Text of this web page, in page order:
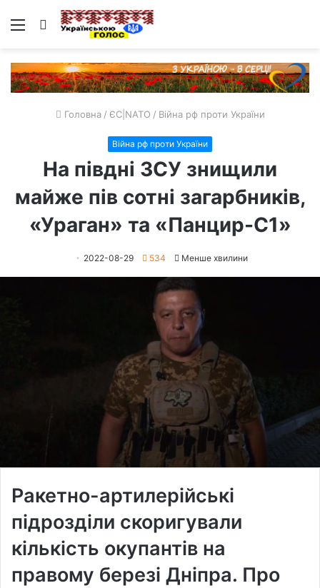
Меню Пошук
Головна / ЄС|NATO / Війна рф проти України
Війна рф проти України
На півдні ЗСУ знищили
майже пів сотні загарбників,
«Ураган» та «Панцир-С1»
2022-08-29 534 Менше хвилини
Ракетно-артилерійські
підрозділи скоригували
кількість окупантів на
правому березі Дніпра. Про